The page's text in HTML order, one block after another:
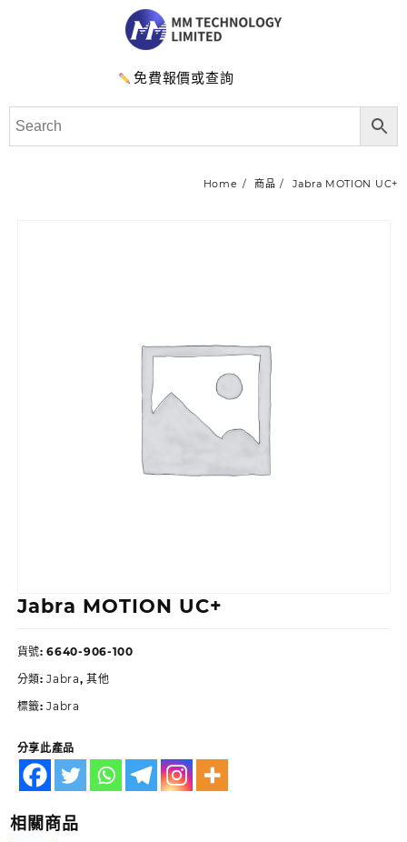
免費報價或查詢
Home 商品 Jabra MOTION UC+
Jabra MOTION UC+
貨號:6640-906-100
分類:Jabra,其他
標籤:Jabra
分享此產品
相關商品